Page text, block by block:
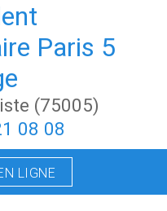
Paris 5
(75005)
08 08
LIGNE